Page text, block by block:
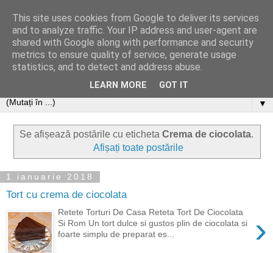
▼
Se afișează postările cu eticheta Crema de ciocolata.
Afișați toate postările
1 ianuarie 2018
Tort cu crema de ciocolata
›
Retete Torturi De Casa Reteta Tort De Ciocolata
Si Rom Un tort dulce si gustos plin de ciocolata si
foarte simplu de preparat es...
This site uses cookies from Google to deliver its services
and to analyze traffic. Your IP address and user-agent are
shared with Google along with performance and security
metrics to ensure quality of service, generate usage
statistics, and to detect and address abuse.
LEARN MORE GOT IT